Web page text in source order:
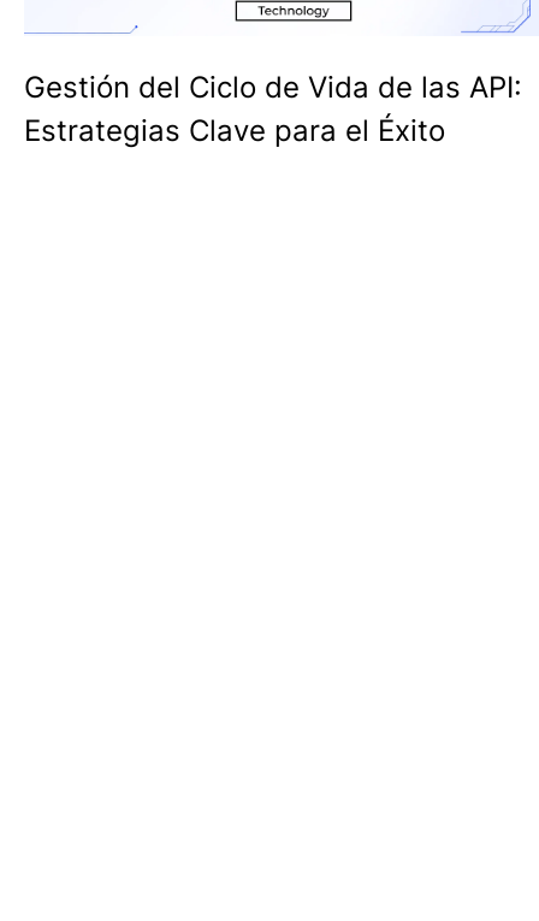
Gestión del Ciclo de Vida de las API:
Estrategias Clave para el Éxito